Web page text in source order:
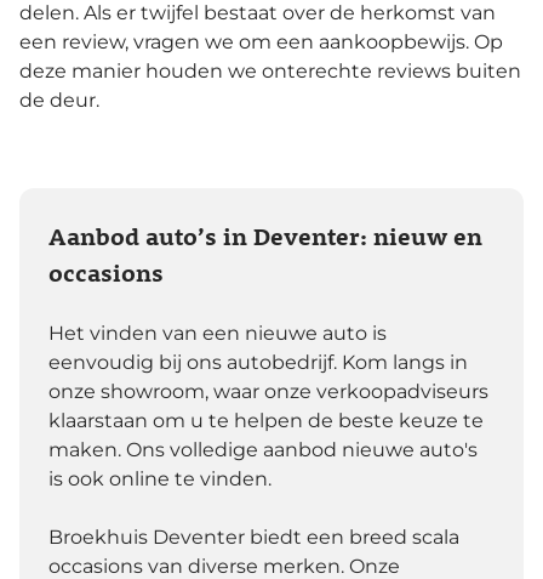
delen. Als er twijfel bestaat over de herkomst van
een review, vragen we om een aankoopbewijs. Op
deze manier houden we onterechte reviews buiten
de deur.
Aanbod auto’s in Deventer: nieuw en
occasions
Het vinden van een nieuwe auto is
eenvoudig bij ons autobedrijf. Kom langs in
onze showroom, waar onze verkoopadviseurs
klaarstaan om u te helpen de beste keuze te
maken. Ons volledige aanbod nieuwe auto's
is ook online te vinden.
Broekhuis Deventer biedt een breed scala
occasions van diverse merken. Onze